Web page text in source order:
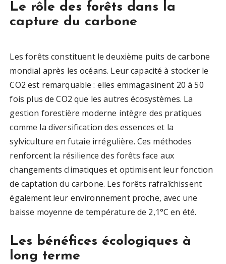
Le rôle des forêts dans la
capture du carbone
Les forêts constituent le deuxième puits de carbone
mondial après les océans. Leur capacité à stocker le
CO2 est remarquable : elles emmagasinent 20 à 50
fois plus de CO2 que les autres écosystèmes. La
gestion forestière moderne intègre des pratiques
comme la diversification des essences et la
sylviculture en futaie irrégulière. Ces méthodes
renforcent la résilience des forêts face aux
changements climatiques et optimisent leur fonction
de captation du carbone. Les forêts rafraîchissent
également leur environnement proche, avec une
baisse moyenne de température de 2,1°C en été.
Les bénéfices écologiques à
long terme